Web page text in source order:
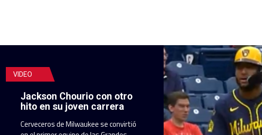
VIDEO
Jackson Chourio con otro
hito en su joven carrera
Cerveceros de Milwaukee se convirtió